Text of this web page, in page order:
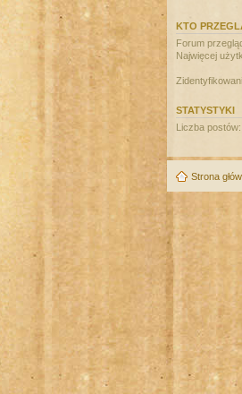
KTO
Forum
Najwięcej
STATYSTYKI
Liczba postów:
Strona